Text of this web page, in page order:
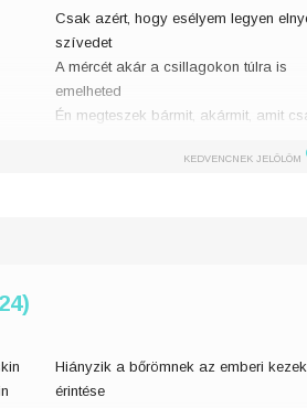
Csak azért, hogy esélyem legyen
szívedet
A mércét akár a csillagokon túlra is
emelheted
Én megteszek bármit, akármit, amit
KEDVENCNEK JELÖLÖM
Hiányzik a bőrömnek az emberi kezek
érintése